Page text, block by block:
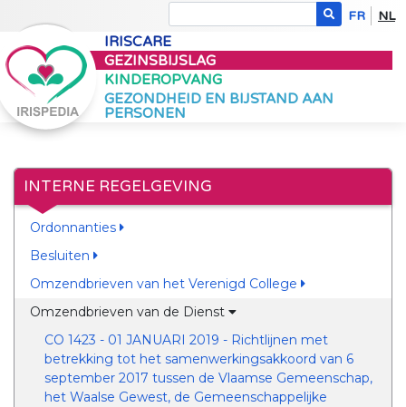
FR NL
IRISCARE
GEZINSBIJSLAG
KINDEROPVANG
GEZONDHEID EN BIJSTAND AAN
PERSONEN
INTERNE REGELGEVING
Ordonnanties
Besluiten
Omzendbrieven van het Verenigd College
Omzendbrieven van de Dienst
CO 1423 - 01 JANUARI 2019 - Richtlijnen met
betrekking tot het samenwerkingsakkoord van 6
september 2017 tussen de Vlaamse Gemeenschap,
het Waalse Gewest, de Gemeenschappelijke